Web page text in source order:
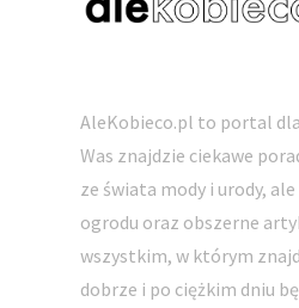
AleKobieco.pl to portal
Was znajdzie ciekawe
ze świata mody i urody,
ogrodu oraz obszerne
wszystkim, w którym
dobrze i po ciężkim dniu